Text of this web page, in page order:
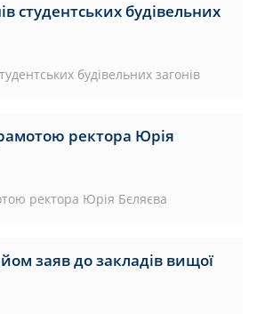
студентських будівельних
будівельних загонів
ректора Юрія
ректора Юрія Бєляєва
заяв до закладів вищої